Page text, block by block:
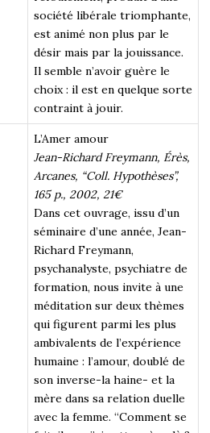
société libérale triomphante,
est animé non plus par le
désir mais par la jouissance.
Il semble n’avoir guère le
choix : il est en quelque sorte
contraint à jouir.
L’Amer amour
Jean-Richard Freymann, Érès,
Arcanes, “Coll. Hypothèses”,
165 p., 2002, 21€
Dans cet ouvrage, issu d’un
séminaire d’une année, Jean-
Richard Freymann,
psychanalyste, psychiatre de
formation, nous invite à une
méditation sur deux thèmes
qui figurent parmi les plus
ambivalents de l’expérience
humaine : l’amour, doublé de
son inverse-la haine- et la
mère dans sa relation duelle
avec la femme. “Comment se